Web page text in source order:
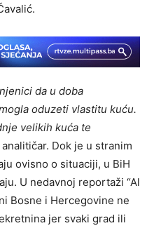
da u doba
oduzeti vlastitu kuću.
velikih kuća te
Dok je u stranim
ovisno o situaciji, u BiH
U nedavnoj reportaži “Al
Bosne i Hercegovine ne
jer svaki grad ili